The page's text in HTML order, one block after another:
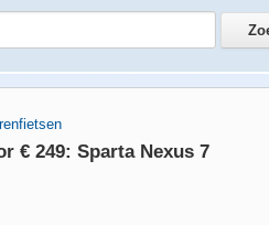
€ 249: Sparta Nexus 7